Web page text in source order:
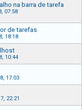
na barra de tarefa
07:58
de tarefas
18:18
10:44
17:03
22:21